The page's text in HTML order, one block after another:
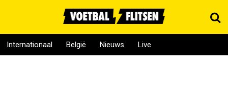
Internationaal België Nieuws Live